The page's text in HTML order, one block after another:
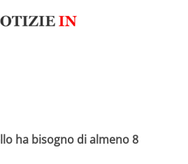
ha bisogno di almeno 8